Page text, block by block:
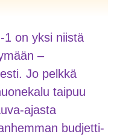
1 on yksi niistä
–
Jo pelkkä
taipuu
ajasta
budjetti-